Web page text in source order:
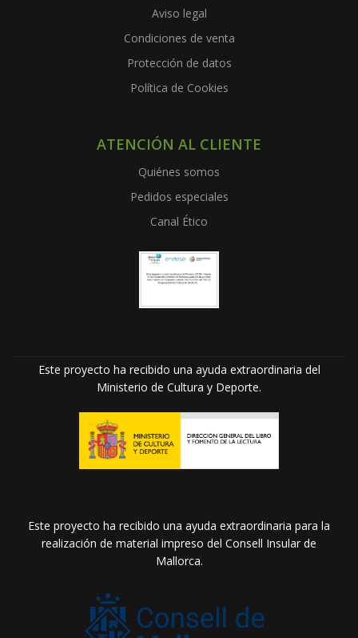
Aviso legal
Condiciones de venta
Protección de datos
Política de Cookies
ATENCIÓN AL CLIENTE
Quiénes somos
Pedidos especiales
Canal Ético
Este proyecto ha recibido una ayuda extraordinaria del
Ministerio de Cultura y Deporte.
Este proyecto ha recibido una ayuda extraordinaria para la
realización de material impreso del Consell Insular de
Mallorca.